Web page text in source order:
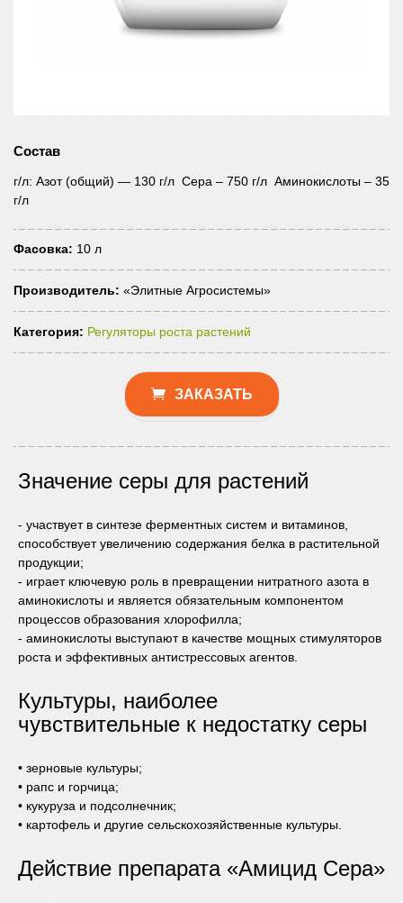
Состав
г/л: Азот (общий) — 130 г/л ‎ Сера – 750 г/л ‎ Аминокислоты – 35
г/л
Фасовка: 10 л
Производитель: «Элитные Агросистемы»
Категория: Регуляторы роста растений
ЗАКАЗАТЬ
Значение серы для растений
- участвует в синтезе ферментных систем и витаминов,
способствует увеличению содержания белка в растительной
продукции;
- играет ключевую роль в превращении нитратного азота в
аминокислоты и является обязательным компонентом
процессов образования хлорофилла;
- аминокислоты выступают в качестве мощных стимуляторов
роста и эффективных антистрессовых агентов.
Культуры, наиболее
чувствительные к недостатку серы
• зерновые культуры;
• рапс и горчица;
• кукуруза и подсолнечник;
• картофель и другие сельскохозяйственные культуры.
Действие препарата «Амицид Сера»